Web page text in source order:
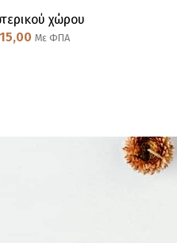
χώρου
15,00 Με ΦΠΑ